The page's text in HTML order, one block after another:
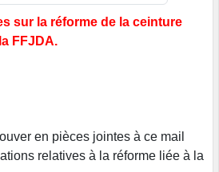
sur la réforme de la ceinture
FFJDA.
en pièces jointes à ce mail
relatives à la réforme liée à la